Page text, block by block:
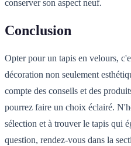
conserver son aspect neuf.
Conclusion
Opter pour un tapis en velours,
décoration non seulement
compte des conseils et des
pourrez faire un choix éclairé.
sélection et à trouver le tapis qui
question, rendez-vous dans la